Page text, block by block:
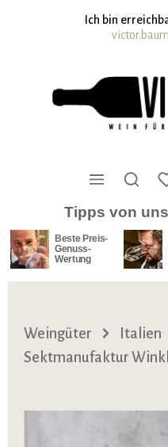
springenIch bin
Tipps von
Beste Preis-
Genuss-
Wertung
Weingüter
Italien
Sektmanufaktur
Bildergalerie